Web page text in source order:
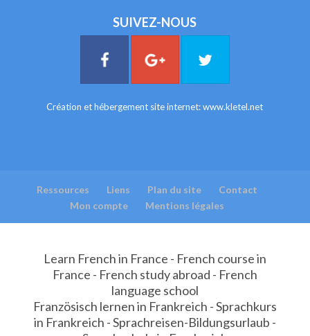
SUIVEZ-NOUS
Création et hébergement site internet:www.kletel.net
Ressources Liens Plan du site
Contact
Mon compte
Mentions légales
Learn French in France - French course in
France - French study abroad - French
language school
Französisch lernen in Frankreich - Sprachkurs
in Frankreich - Sprachreisen-Bildungsurlaub -